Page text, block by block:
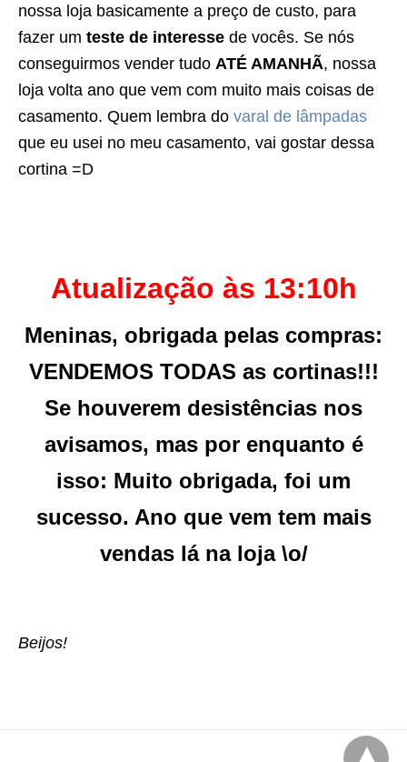
nossa loja basicamente a preço de custo, para
fazer um teste de interesse de vocês. Se nós
conseguirmos vender tudo ATÉ AMANHÃ, nossa
loja volta ano que vem com muito mais coisas de
casamento. Quem lembra do varal de lâmpadas
que eu usei no meu casamento, vai gostar dessa
cortina =D
Atualização às 13:10h
Meninas, obrigada pelas compras:
VENDEMOS TODAS as cortinas!!!
Se houverem desistências nos
avisamos, mas por enquanto é
isso: Muito obrigada, foi um
sucesso. Ano que vem tem mais
vendas lá na loja \o/
Beijos!